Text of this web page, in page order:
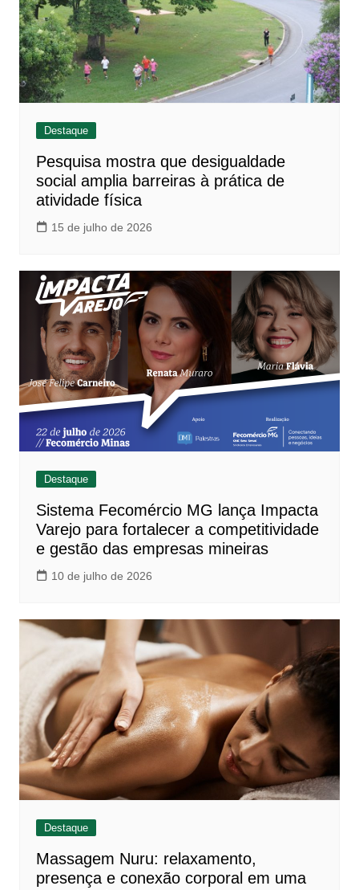
Destaque
Pesquisa mostra que desigualdade
social amplia barreiras à prática de
atividade física
15 de julho de 2026
Destaque
Sistema Fecomércio MG lança Impacta
Varejo para fortalecer a competitividade
e gestão das empresas mineiras
10 de julho de 2026
Destaque
Massagem Nuru: relaxamento,
presença e conexão corporal em uma